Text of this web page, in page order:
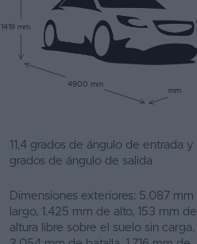
1419 mm
4900 mm
mm
11,4 grados de ángulo de entrada y
grados de ángulo de salida
Dimensiones exteriores: 5.087 mm
largo, 1.425 mm de alto, 153 mm de
altura libre sobre el suelo sin carga,